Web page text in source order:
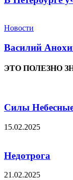
Новости
Василий
ЭТО ПОЛЕЗНО
Силы
15.02.2025
Недотрога
21.02.2025